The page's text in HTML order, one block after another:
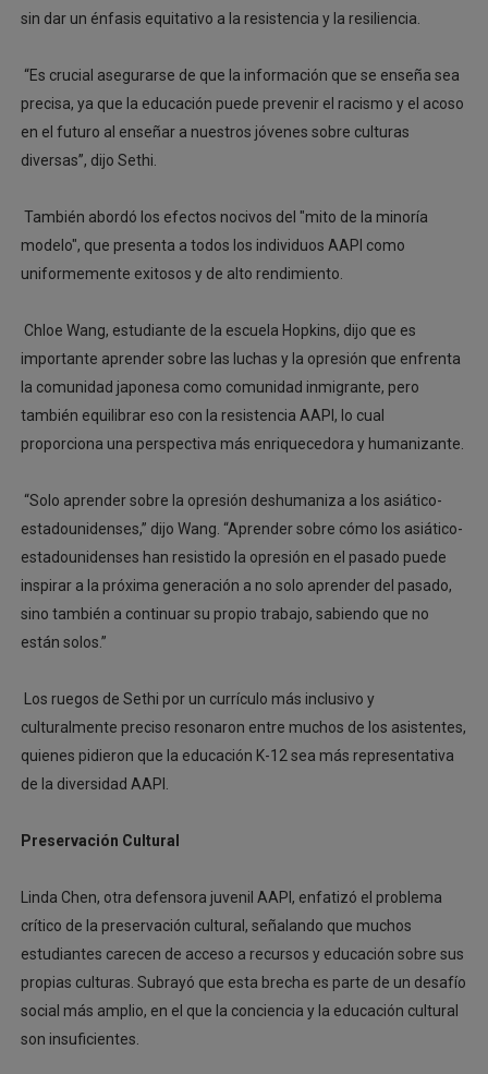
sin dar un énfasis equitativo a la resistencia y la resiliencia.
“Es crucial asegurarse de que la información que se enseña sea
precisa, ya que la educación puede prevenir el racismo y el acoso
en el futuro al enseñar a nuestros jóvenes sobre culturas
diversas”, dijo Sethi.
También abordó los efectos nocivos del "mito de la minoría
modelo", que presenta a todos los individuos AAPI como
uniformemente exitosos y de alto rendimiento.
Chloe Wang, estudiante de la escuela Hopkins, dijo que es
importante aprender sobre las luchas y la opresión que enfrenta
la comunidad japonesa como comunidad inmigrante, pero
también equilibrar eso con la resistencia AAPI, lo cual
proporciona una perspectiva más enriquecedora y humanizante.
“Solo aprender sobre la opresión deshumaniza a los asiático-
estadounidenses,” dijo Wang. “Aprender sobre cómo los asiático-
estadounidenses han resistido la opresión en el pasado puede
inspirar a la próxima generación a no solo aprender del pasado,
sino también a continuar su propio trabajo, sabiendo que no
están solos.”
Los ruegos de Sethi por un currículo más inclusivo y
culturalmente preciso resonaron entre muchos de los asistentes,
quienes pidieron que la educación K-12 sea más representativa
de la diversidad AAPI.
Preservación Cultural
Linda Chen, otra defensora juvenil AAPI, enfatizó el problema
crítico de la preservación cultural, señalando que muchos
estudiantes carecen de acceso a recursos y educación sobre sus
propias culturas. Subrayó que esta brecha es parte de un desafío
social más amplio, en el que la conciencia y la educación cultural
son insuficientes.